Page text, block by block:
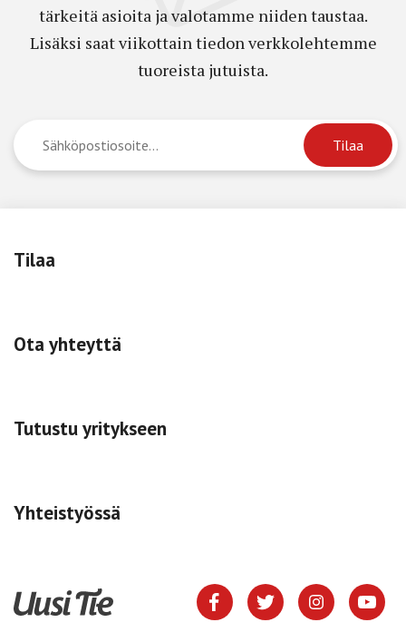
tärkeitä asioita ja valotamme niiden taustaa.
Lisäksi saat viikottain tiedon verkkolehtemme
tuoreista jutuista.
Tilaa
Ota yhteyttä
Tutustu yritykseen
Yhteistyössä